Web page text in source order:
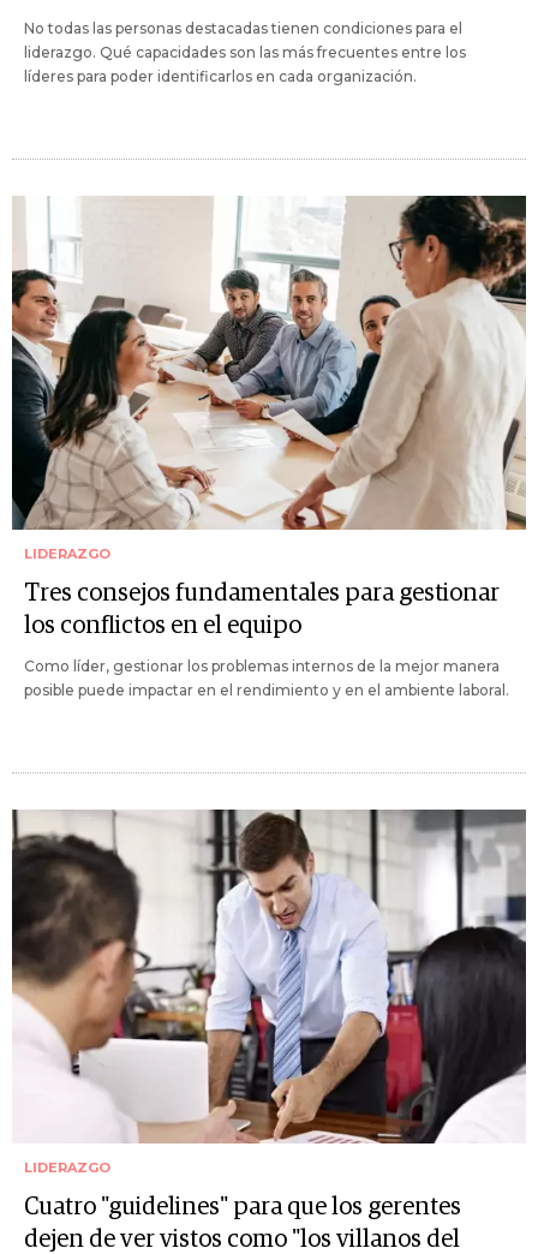
No todas las personas destacadas tienen condiciones para el
liderazgo. Qué capacidades son las más frecuentes entre los
líderes para poder identificarlos en cada organización.
LIDERAZGO
Tres consejos fundamentales para gestionar
los conflictos en el equipo
Como líder, gestionar los problemas internos de la mejor manera
posible puede impactar en el rendimiento y en el ambiente laboral.
LIDERAZGO
Cuatro "guidelines" para que los gerentes
dejen de ver vistos como "los villanos del